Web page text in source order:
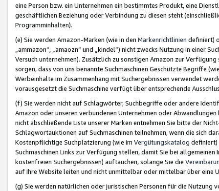
eine Person bzw. ein Unternehmen ein bestimmtes Produkt, eine
geschäftlichen Beziehung oder Verbindung zu diesen steht
Programminhalten).
(e) Sie werden Amazon-Marken (wie in den Markenrichtlinien definiert)
„ammazon“, „amaozn“ und „kindel“) nicht zwecks Nutzung in einer
Versuch unternehmen). Zusätzlich zu sonstigen Amazon zur
sorgen, dass von uns benannte Suchmaschinen Geschützte Begriffe
Werbeinhalte im Zusammenhang mit Suchergebnissen verwendet
vorausgesetzt die Suchmaschine verfügt über entsprechende
(f) Sie werden nicht auf Schlagwörter, Suchbegriffe oder andere
Amazon oder unseren verbundenen Unternehmen oder
nicht abschließende Liste unserer Marken entnehmen Sie bitte der
Schlagwortauktionen auf Suchmaschinen teilnehmen, wenn die sich
Kostenpflichtige Suchplatzierung (wie im Vergütungskatalog definiert)
Suchmaschinen Links zur Verfügung stellen, damit Sie bei
kostenfreien Suchergebnissen) auftauchen, solange Sie die
auf Ihre Website leiten und nicht unmittelbar oder mittelbar über eine
(g) Sie werden natürlichen oder juristischen Personen für die Nutzung